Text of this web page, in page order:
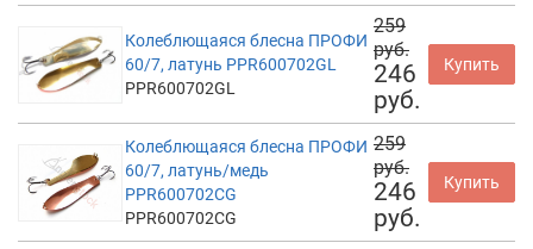
Колеблющаяся блесна ПРОФИ
60/7, латунь PPR600702GL
PPR600702GL
259
руб.
246
руб.
Купить
Колеблющаяся блесна ПРОФИ
60/7, латунь/медь
PPR600702CG
PPR600702CG
259
руб.
246
руб.
Купить